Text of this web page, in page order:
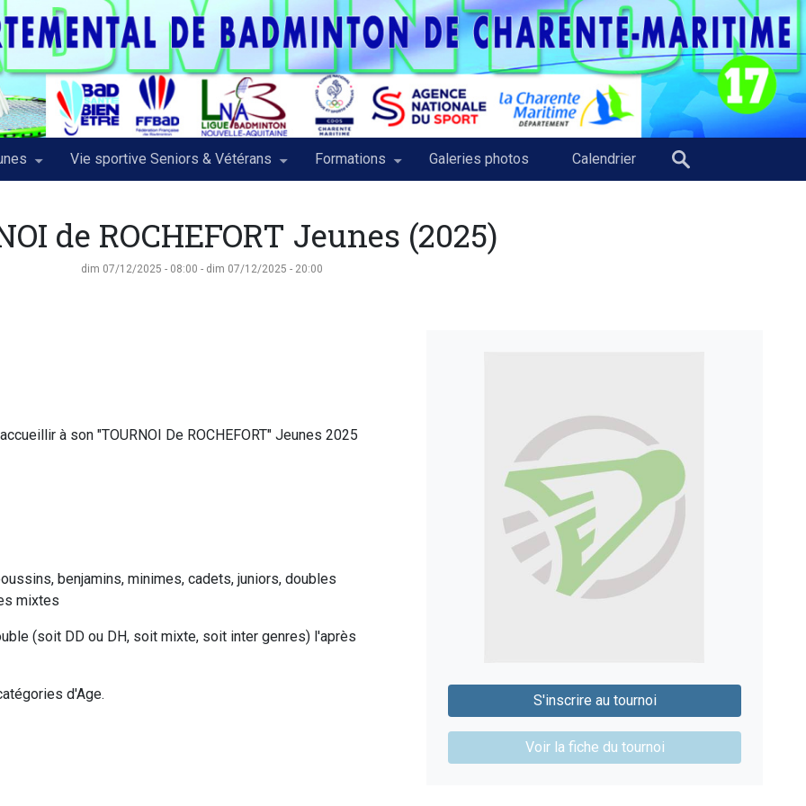
Vie sportive Seniors & Vétérans Formations Galeries photos Calendrier
de ROCHEFORT Jeunes (2025)
dim 07/12/2025 - 08:00 - dim 07/12/2025 - 20:00
à son "TOURNOI De ROCHEFORT" Jeunes 2025
benjamins, minimes, cadets, juniors, doubles
mixtes
(soit DD ou DH, soit mixte, soit inter genres) l'après
d'Age. S'inscrire au tournoi
Voir la fiche du tournoi